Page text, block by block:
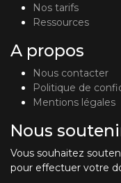
Nos tarifs
Ressources
A propos
Nous contacter
Politique de
Mentions légales
Nous
Vous souhaitez
pour effectuer votre